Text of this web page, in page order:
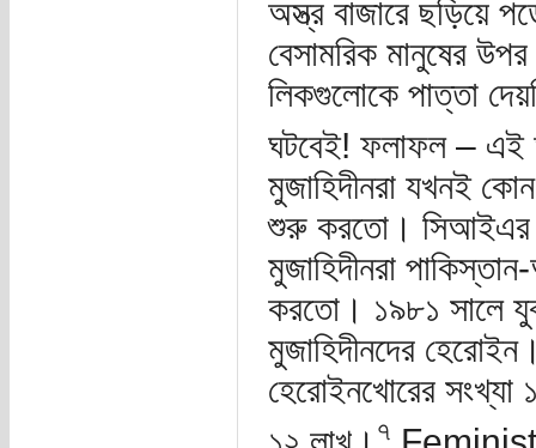
অস্ত্র বাজারে ছড়িয়ে
বেসামরিক মানুষের
লিকগুলোকে পাত্তা
ঘটবেই! ফলাফল – এই
মুজাহিদীনরা যখনই
শুরু করতো। সিআইএর
মুজাহিদীনরা
করতো। ১৯৮১ সালে
মুজাহিদীনদের
হেরোইনখোরের
৭